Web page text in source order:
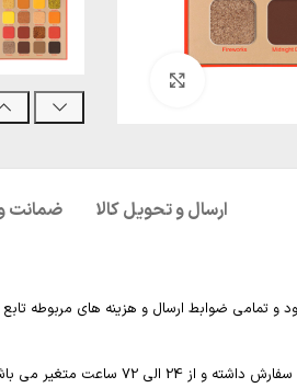
ارسال و تحویل کالا ضمانت و
تمامی ضوابط ارسال و هزینه های مربوطه
72 ساعت متغیر می باشد.